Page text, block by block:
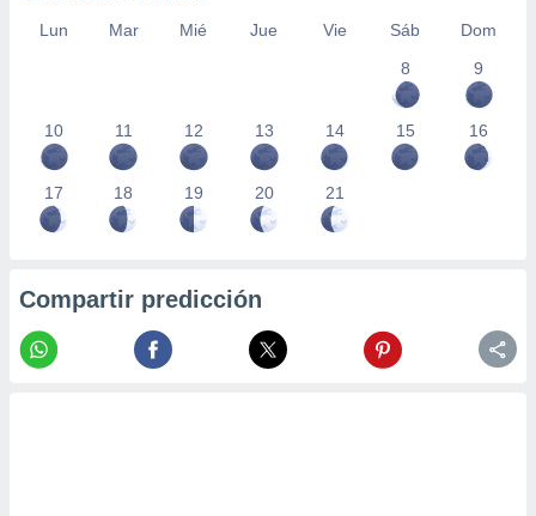
Lun Mar Mié Jue Vie Sáb
Dom
8
9
10 11 12 13 14 15 16
17 18 19 20 21
Compartir predicción